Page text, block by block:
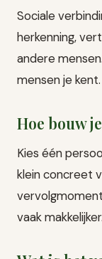
Sociale
herkenning,
andere
mensen je kent.
Hoe bouw
Kies één
klein concreet
vaak makkelijker.